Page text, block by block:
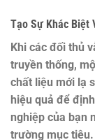
Tạo Sự Khác Biệt
Khi các đối thủ
truyền thống,
chất liệu mới lạ
hiệu quả để
nghiệp của bạn
trường mục tiêu.